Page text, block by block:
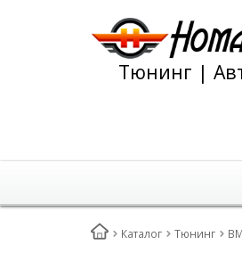
Тюнинг |
Каталог Тюнинг